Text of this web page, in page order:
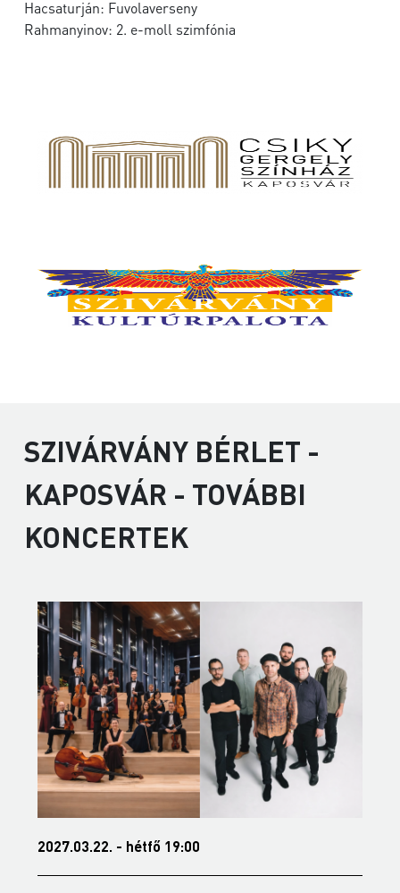
Hacsaturján: Fuvolaverseny
Rahmanyinov: 2. e-moll szimfónia
SZIVÁRVÁNY BÉRLET -
KAPOSVÁR - TOVÁBBI
KONCERTEK
2027.03.22. - hétfő 19:00